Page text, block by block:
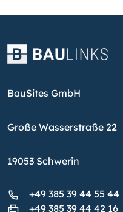
BauSites GmbH
Große Wasserstraße 22
19053 Schwerin
+49 385 39 44 55 44
+49 385 39 44 42 16